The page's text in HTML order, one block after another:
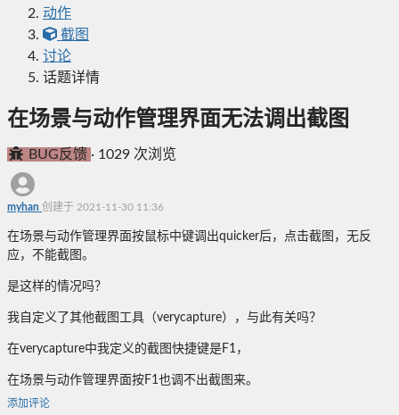
动作
截图
讨论
话题详情
在场景与动作管理界面无法调出截图
BUG反馈 · 1029 次浏览
myhan 创建于 2021-11-30 11:36
在场景与动作管理界面按鼠标中键调出quicker后，点击截图，无反
应，不能截图。
是这样的情况吗？
我自定义了其他截图工具（verycapture），与此有关吗？
在verycapture中我定义的截图快捷键是F1，
在场景与动作管理界面按F1也调不出截图来。
添加评论